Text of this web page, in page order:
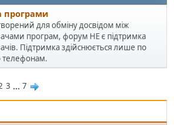
програми
для обміну досвідом між
програм, форум НЕ є підтримка
Підтримка здійснюється лише по
телефонам.
3 ... 7